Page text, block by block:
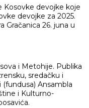
Kosovke devojke koje
devojke za 2025.
Gračanica 26. juna u
i Metohije. Publika
sredačku i
Ansambla
i Kulturno-